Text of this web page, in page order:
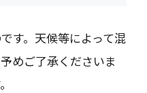
す。天候等によって混
めご了承くださいま